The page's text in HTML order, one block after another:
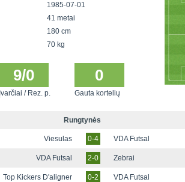
1985-07-01
41 metai
180 cm
70 kg
9/0
Įvarčiai / Rez. p.
0
Gauta kortelių
Rungtynės
Viesulas 0-4 VDA Futsal
VDA Futsal 2-0 Zebrai
Top Kickers D'aligner 0-2 VDA Futsal